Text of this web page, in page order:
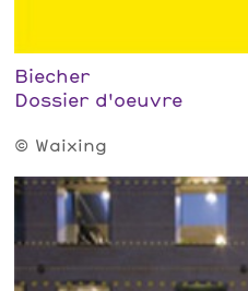
Biecher
Dossier d'oeuvre
© Waixing